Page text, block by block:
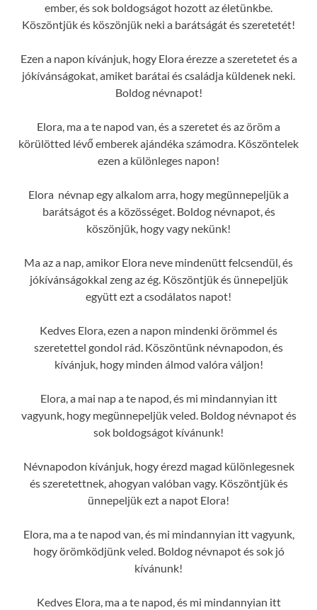
ember, és sok boldogságot hozott az életünkbe.
Köszöntjük és köszönjük neki a barátságát és szeretetét!
Ezen a napon kívánjuk, hogy Elora érezze a szeretetet és a
jókívánságokat, amiket barátai és családja küldenek neki.
Boldog névnapot!
Elora, ma a te napod van, és a szeretet és az öröm a
körülötted lévő emberek ajándéka számodra. Köszöntelek
ezen a különleges napon!
Elora névnap egy alkalom arra, hogy megünnepeljük a
barátságot és a közösséget. Boldog névnapot, és
köszönjük, hogy vagy nekünk!
Ma az a nap, amikor Elora neve mindenütt felcsendül, és
jókívánságokkal zeng az ég. Köszöntjük és ünnepeljük
együtt ezt a csodálatos napot!
Kedves Elora, ezen a napon mindenki örömmel és
szeretettel gondol rád. Köszöntünk névnapodon, és
kívánjuk, hogy minden álmod valóra váljon!
Elora, a mai nap a te napod, és mi mindannyian itt
vagyunk, hogy megünnepeljük veled. Boldog névnapot és
sok boldogságot kívánunk!
Névnapodon kívánjuk, hogy érezd magad különlegesnek
és szeretettnek, ahogyan valóban vagy. Köszöntjük és
ünnepeljük ezt a napot Elora!
Elora, ma a te napod van, és mi mindannyian itt vagyunk,
hogy örömködjünk veled. Boldog névnapot és sok jó
kívánunk!
Kedves Elora, ma a te napod, és mi mindannyian itt